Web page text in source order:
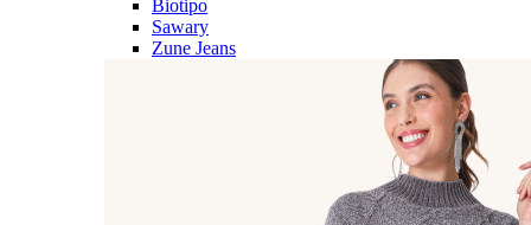
Biotipo
Sawary
Zune Jeans